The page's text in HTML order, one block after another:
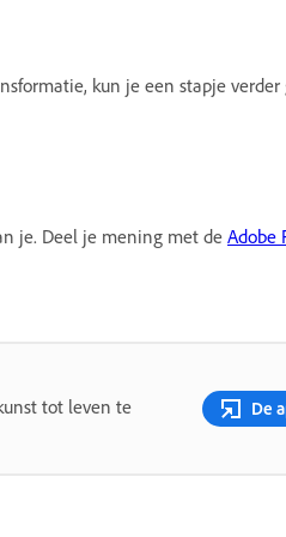
kun je een stapje verder
je. Deel je mening met de Adobe
tot leven te De